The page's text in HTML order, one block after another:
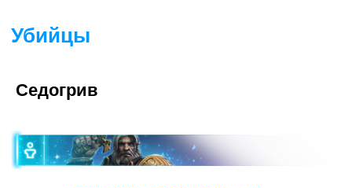
Убийцы
Седогрив